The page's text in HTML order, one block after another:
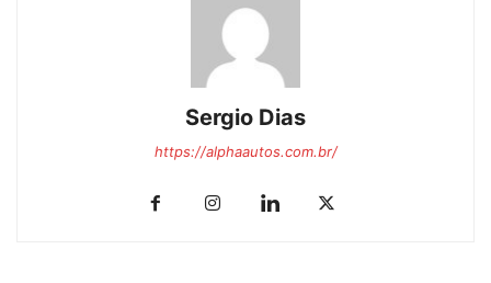
Sergio Dias
https://alphaautos.com.br/